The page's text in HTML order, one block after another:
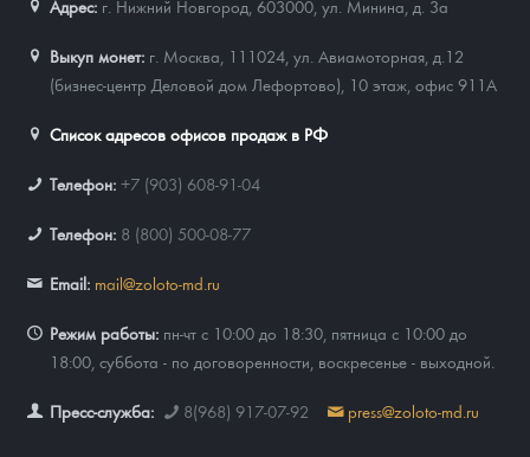
Адрес: г. Нижний Новгород, 603000 ул. Минина, д. 3а
Выкуп монет: г. Москва, 111024, ул. Авиамоторная, д.12
(бизнес-центр Деловой дом Лефортово), 10 этаж, офис 911А
Список адресов офисов продаж в РФ
Телефон: +7 (903) 608-91-04
Телефон: 8 (800) 500-08-77
Email: mail@zoloto-md.ru
Режим работы: пн-чт с 10:00 до 18:30, пятница с 10:00 до
18:00, суббота - по договоренности, воскресенье - выходной.
Пресс-служба: 8(968) 917-07-92 press@zoloto-md.ru